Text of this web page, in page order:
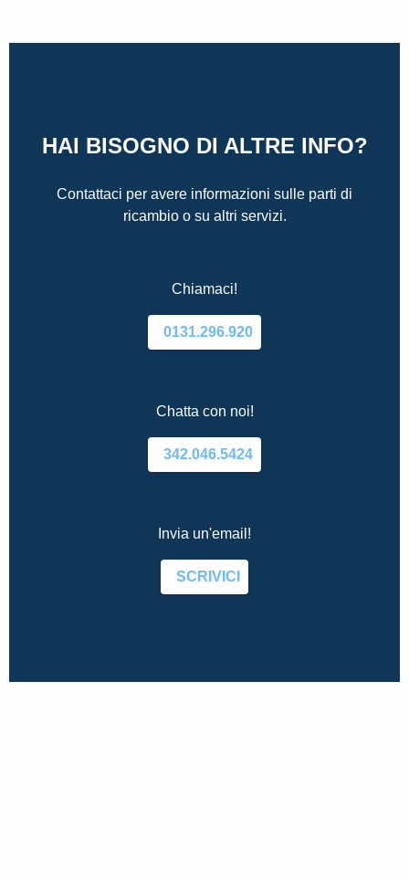
HAI BISOGNO DI ALTRE INFO?
Contattaci per avere informazioni sulle parti di
ricambio o su altri servizi.
Chiamaci!
0131.296.920
Chatta con noi!
342.046.5424
Invia un'email!
SCRIVICI